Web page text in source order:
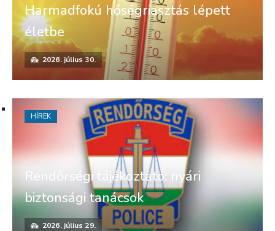
Harmadfokú hőségriasztás lépett
életbe
2026. július 30.
Rendőrségi tájékoztató: nyári
biztonsági tanácsok
2026. július 29.
HÍREK